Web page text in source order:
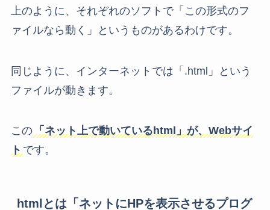
上のように、それぞれのソフトで「この形式のフ
ァイルなら動く」というものがあるわけです。
同じように、インターネットでは「.html」という
ファイルが動きます。
この 「ネット上で動いているhtml」が、Webサイ
ト です。
htmlとは「ネットにHPを表示させるプログ